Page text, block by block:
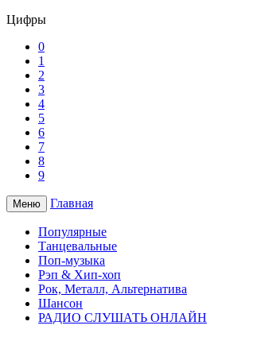
Цифры
0
1
2
3
4
5
6
7
8
9
Меню Главная
Популярные
Танцевальные
Поп-музыка
Рэп & Хип-хоп
Рок, Металл, Альтернатива
Шансон
РАДИО СЛУШАТЬ ОНЛАЙН